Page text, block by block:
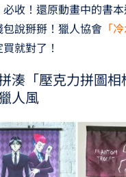
必收！還原動畫中的書
說掰掰！獵人協會「冷
就對了！
湊「壓克力拼圖相
人風